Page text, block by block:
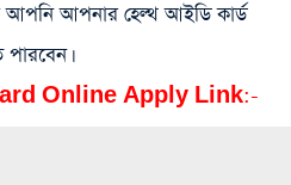
আপনি আপনার হেল্থ আইডি কার্ড
Online Apply Link:-